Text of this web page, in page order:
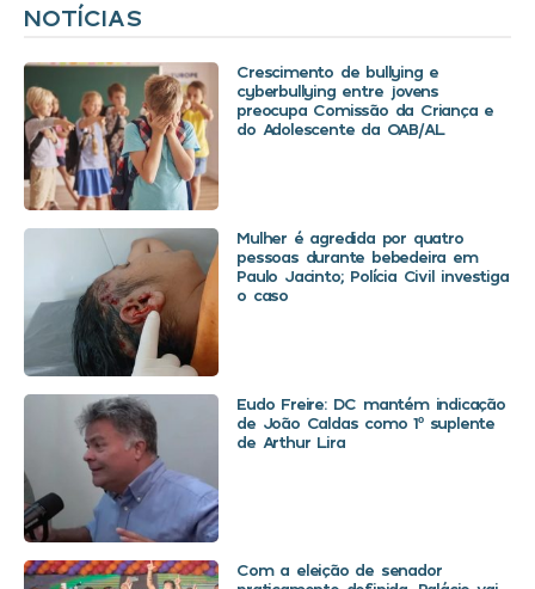
NOTÍCIAS
Crescimento de bullying e
cyberbullying entre jovens
preocupa Comissão da Criança e
do Adolescente da OAB/AL
Mulher é agredida por quatro
pessoas durante bebedeira em
Paulo Jacinto; Polícia Civil investiga
o caso
Eudo Freire: DC mantém indicação
de João Caldas como 1º suplente
de Arthur Lira
Com a eleição de senador